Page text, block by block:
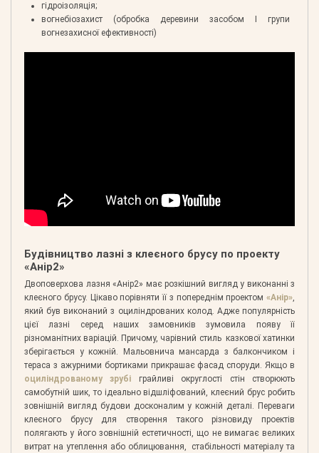
гідроізоляція;
вогнебіозахист (обробка деревини засобом І групи
вогнезахисної ефективності)
Будівництво лазні з клеєного брусу по проекту
«Анір2»
Двоповерхова лазня «Анір2» має розкішний вигляд у виконанні з
клеєного брусу. Цікаво порівняти її з попереднім проектом «Анір»,
який був виконаний з оциліндрованих колод. Адже популярність
цієї лазні серед наших замовників зумовила появу її
різноманітних варіацій. Причому, чарівний стиль казкової хатинки
зберігається у кожній. Мальовнича мансарда з балкончиком і
тераса з ажурними бортиками прикрашає фасад споруди. Якщо в
оциліндрованому зрубі грайливі округлості стін створюють
самобутній шик, то ідеально відшліфований, клеєний брус робить
зовнішній вигляд будови досконалим у кожній деталі. Переваги
клеєного брусу для створення такого різновиду проектів
полягають у його зовнішній естетичності, що не вимагає великих
витрат на утеплення або облицювання, стабільності матеріалу та